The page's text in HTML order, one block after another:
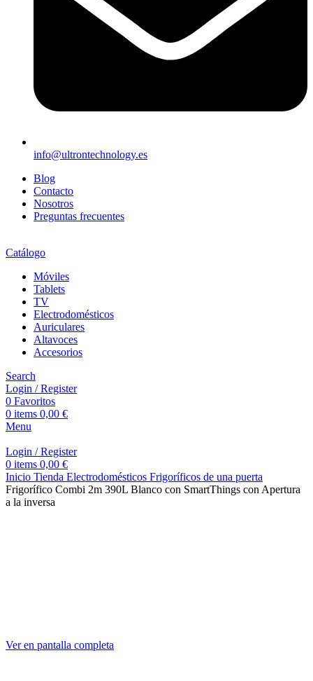
info@ultrontechnology.es
Blog
Contacto
Nosotros
Preguntas frecuentes
Catálogo
Móviles
Tablets
TV
Electrodomésticos
Auriculares
Altavoces
Accesorios
Search
Login / Register
0 Favoritos
0 items 0,00 €
Menu
Login / Register
0 items 0,00 €
Inicio Tienda Electrodomésticos Frigoríficos de una puerta
Frigorífico Combi 2m 390L Blanco con SmartThings con Apertura
a la inversa
Ver en pantalla completa